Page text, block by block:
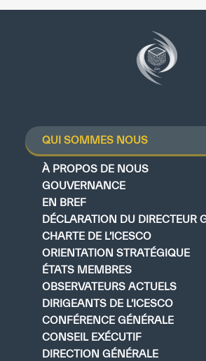
QUI SOMMES NOUS
À PROPOS DE NOUS
GOUVERNANCE
EN BREF
DÉCLARATION DU DIRECTEUR
CHARTE DE L’ICESCO
ORIENTATION STRATÉGIQUE
ÉTATS MEMBRES
OBSERVATEURS ACTUELS
DIRIGEANTS DE L’ICESCO
CONFÉRENCE GÉNÉRALE
CONSEIL EXÉCUTIF
DIRECTION GÉNÉRALE